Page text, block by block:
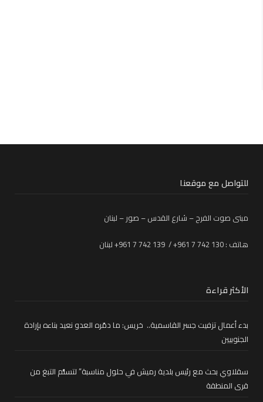
للتواصل مع موقعنا
مبنى صوت الفرح – شارع القدس – صور – لبنان
هاتف : 130 742 7 961+ / 139 742 7 961+ لبنان
الأكثر قراءة
بدء أعمال تزفيت جسر القاسمية.. خريس: ما دمّره العدو نعيد بناءه بإرادة
الجنوبيين
سقلاوي بحث مع رئيس بلدية رميش في حلول مناسبة” لتسلُّم التبغ من
قرى المنطقة